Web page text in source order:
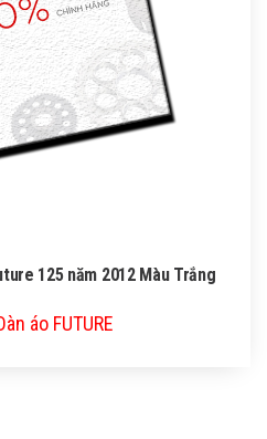
125 năm 2012 Màu Trắng
áo FUTURE